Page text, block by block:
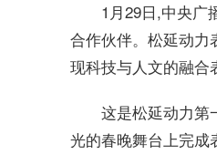
1月29日,中央广
合作伙伴。松延动力
现科技与人文的融合
这是松延动力第
光的春晚舞台上完成